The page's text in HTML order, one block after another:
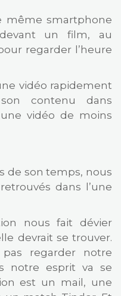
même smartphone
un film, au
regarder l’heure
vidéo rapidement
contenu dans
vidéo de moins
de son temps, nous
dans l’une
nous fait dévier
devrait se trouver.
pas regarder notre
notre esprit va se
est un mail, une